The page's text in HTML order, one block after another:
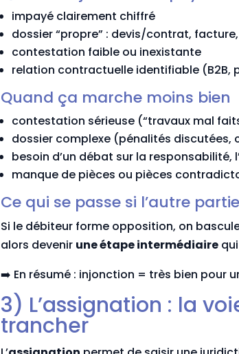
impayé clairement chiffré
dossier “propre” : devis/contrat,
contestation faible ou inexistante
relation contractuelle identifiable (B2B,
Quand ça marche moins bien
contestation sérieuse (“travaux mal
dossier complexe (pénalités discutées,
besoin d’un débat sur la responsabilité,
manque de pièces ou pièces
Ce qui se passe si l’autre
Si le débiteur forme opposition, on
alors devenir une étape intermédiairequi
➡️ En résumé : injonction = très bien pour
3) L’assignation : la
trancher